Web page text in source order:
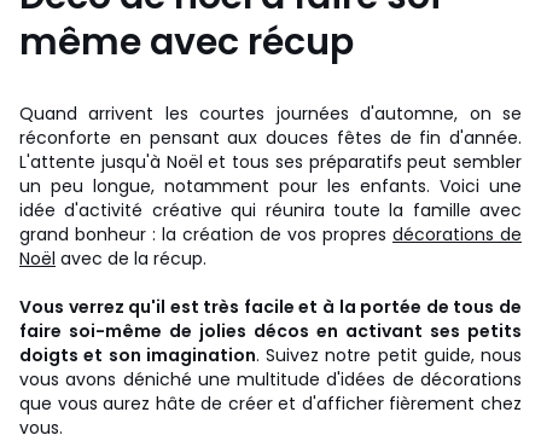
même avec récup
Quand arrivent les courtes journées d'automne, on se
réconforte en pensant aux douces fêtes de fin d'année.
L'attente jusqu'à Noël et tous ses préparatifs peut sembler
un peu longue, notamment pour les enfants. Voici une
idée d'activité créative qui réunira toute la famille avec
grand bonheur : la création de vos propres décorations de
Noël avec de la récup.
Vous verrez qu'il est très facile et à la portée de tous de
faire soi-même de jolies décos en activant ses petits
doigts et son imagination. Suivez notre petit guide, nous
vous avons déniché une multitude d'idées de décorations
que vous aurez hâte de créer et d'afficher fièrement chez
vous.